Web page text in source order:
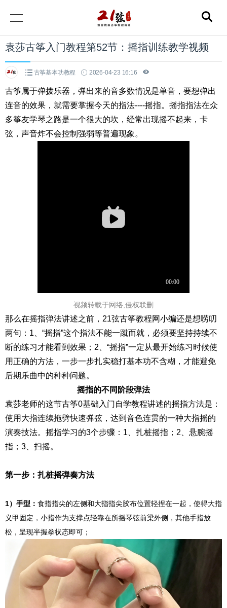
袁莎古筝入门教程第52节：摇指训练教学视频
古筝基本功教程 2026-04-23 16:16
古筝属于弹拨乐器，弹出来的音多数情况是单音，要想弹出
连音的效果，就需要掌握今天的指法----摇指。摇指指法在众
多筝友学琴之路是一个很大的坎，经常出现摇不起来，卡
弦，声音炸不会控制强弱等普遍现象。
视频转载于网络,侵权联删
那么在摇指弹法讲述之前，21弦古筝教程网小编还是想唠叨
两句：1、“摇指”这个指法不能一蹴而就，必须要坚持持续不
断的练习才能看到效果；2、“摇指”一定从最开始练习时候使
用正确的方法，一步一步扎实稳打基本功不含糊，才能避免
后期乐曲中的种种问题。
摇指的不同阶段弹法
袁莎老师的这节古筝0基础入门自学教程讲述的摇指方法是：
使用大指连续拖劈快速弹弦，达到音色连贯的一种大指摇的
演奏技法。摇指学习的3个步骤：1、扎桩摇指；2、悬腕摇
指；3、扫摇。
第一步：扎桩摇弹奏方法
1）手型： 食指指尖的左侧和大指指尖胶布位置轻捏在一起，使得大指
义甲固定，小指作为支撑点轻靠在所摇琴弦前梁外侧，其他手指放
松，呈现半握拳状态即可；